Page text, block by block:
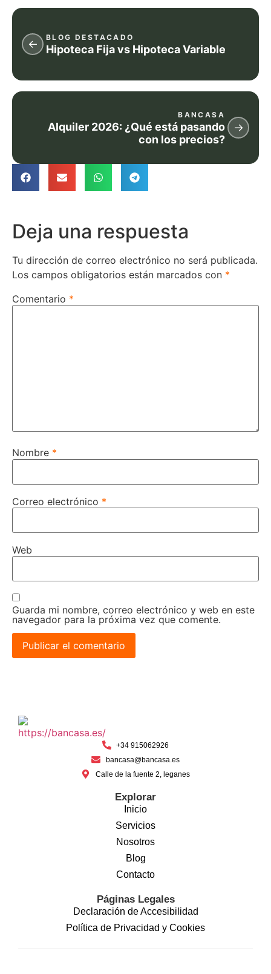
←
BLOG DESTACADO
Hipoteca Fija vs Hipoteca Variable
→
BANCASA
Alquiler 2026: ¿Qué está pasando
con los precios?
Deja una respuesta
Tu dirección de correo electrónico no será publicada.
Los campos obligatorios están marcados con *
Comentario *
Nombre *
Correo electrónico *
Web
Guarda mi nombre, correo electrónico y web en este
navegador para la próxima vez que comente.
+34 915062926
bancasa@bancasa.es
Calle de la fuente 2, leganes
Explorar
Inicio
Servicios
Nosotros
Blog
Contacto
Páginas Legales
Declaración de Accesibilidad
Política de Privacidad y Cookies